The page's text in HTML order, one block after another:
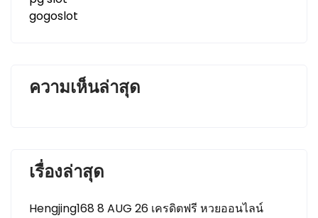
gogoslot
ความเห็นล่าสุด
เรื่องล่าสุด
Hengjing168 8 AUG 26 เครดิตฟรี หวยออนไลน์